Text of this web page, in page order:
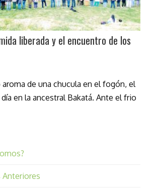
liberada y el encuentro de los
de una chucula en el fogón, el
en la ancestral Bakatá. Ante el frio
Anteriores